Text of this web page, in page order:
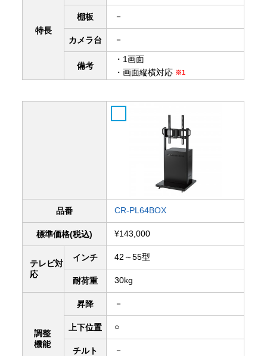
特長
棚板 －
カメラ台 －
備考
・1画面
・画面縦横対応 ※1
品番 CR-PL64BOX
標準価格(税込) ¥143,000
テレビ対
応
インチ 42～55型
耐荷重 30kg
調整
機能
昇降 －
上下位置 ○
チルト －